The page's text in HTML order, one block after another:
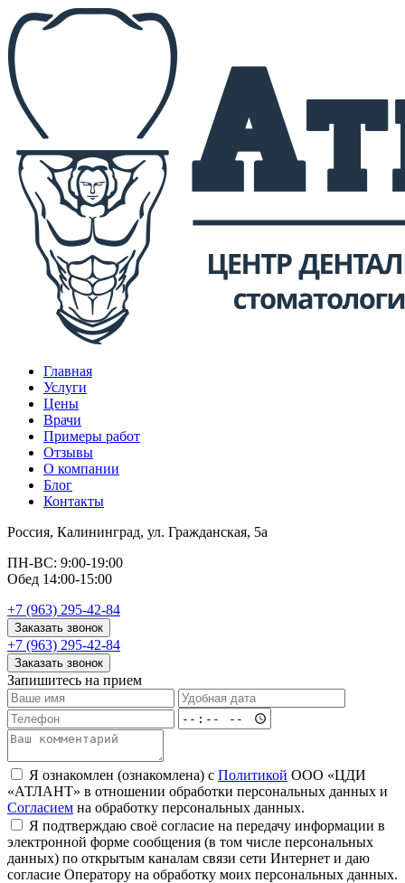
Главная
Услуги
Цены
Врачи
Примеры работ
Отзывы
О компании
Блог
Контакты
Россия, Калининград, ул. Гражданская, 5а
ПН-ВС: 9:00-19:00
Обед 14:00-15:00
+7 (963) 295-42-84
Заказать звонок
+7 (963) 295-42-84
Заказать звонок
Запишитесь на прием
Я ознакомлен (ознакомлена) с Политикой ООО «ЦДИ
«АТЛАНТ» в отношении обработки персональных данных и
Согласием на обработку персональных данных.
Я подтверждаю своё согласие на передачу информации в
электронной форме сообщения (в том числе персональных
данных) по открытым каналам связи сети Интернет и даю
согласие Оператору на обработку моих персональных данных.